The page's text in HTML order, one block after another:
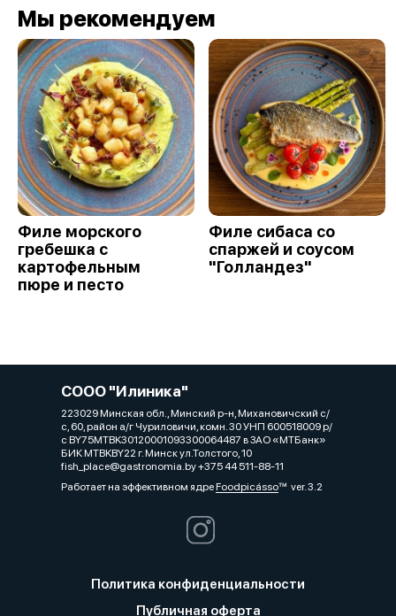
Мы рекомендуем
Филе морского
гребешка с
картофельным
пюре и песто
Филе сибаса со
спаржей и соусом
"Голландез"
СООО "Илиника"
223029 Минская обл., Минский р-н, Михановичский с/
с, 60, район а/г Чуриловичи, комн. 30 УНП 600518009 р/
с BY75MTBK30120001093300064487 в ЗАО «МТБанк»
БИК MTBKBY22 г. Минск ул.Толстого, 10
fish_place@gastronomia.by +375 44 511-88-11
Работает на эффективном ядреFoodpicássover. 3.2
Политика конфиденциальности
Публичная оферта